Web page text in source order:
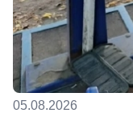
05.08.2026